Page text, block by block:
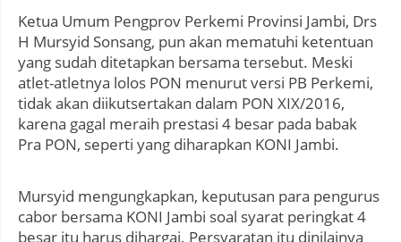
Ketua Umum Pengprov Perkemi Provinsi Jambi, Drs
H Mursyid Sonsang, pun akan mematuhi ketentuan
yang sudah ditetapkan bersama tersebut. Meski
atlet-atletnya lolos PON menurut versi PB Perkemi,
tidak akan diikutsertakan dalam PON XIX/2016,
karena gagal meraih prestasi 4 besar pada babak
Pra PON, seperti yang diharapkan KONI Jambi.
Mursyid mengungkapkan, keputusan para pengurus
cabor bersama KONI Jambi soal syarat peringkat 4
besar itu harus dihargai. Persyaratan itu dinilainya